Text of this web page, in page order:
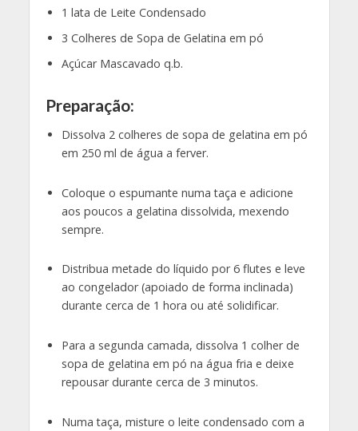
1 lata de Leite Condensado
3 Colheres de Sopa de Gelatina em pó
Açúcar Mascavado q.b.
Preparação:
Dissolva 2 colheres de sopa de gelatina em pó
em 250 ml de água a ferver.
Coloque o espumante numa taça e adicione
aos poucos a gelatina dissolvida, mexendo
sempre.
Distribua metade do líquido por 6 flutes e leve
ao congelador (apoiado de forma inclinada)
durante cerca de 1 hora ou até solidificar.
Para a segunda camada, dissolva 1 colher de
sopa de gelatina em pó na água fria e deixe
repousar durante cerca de 3 minutos.
Numa taça, misture o leite condensado com a